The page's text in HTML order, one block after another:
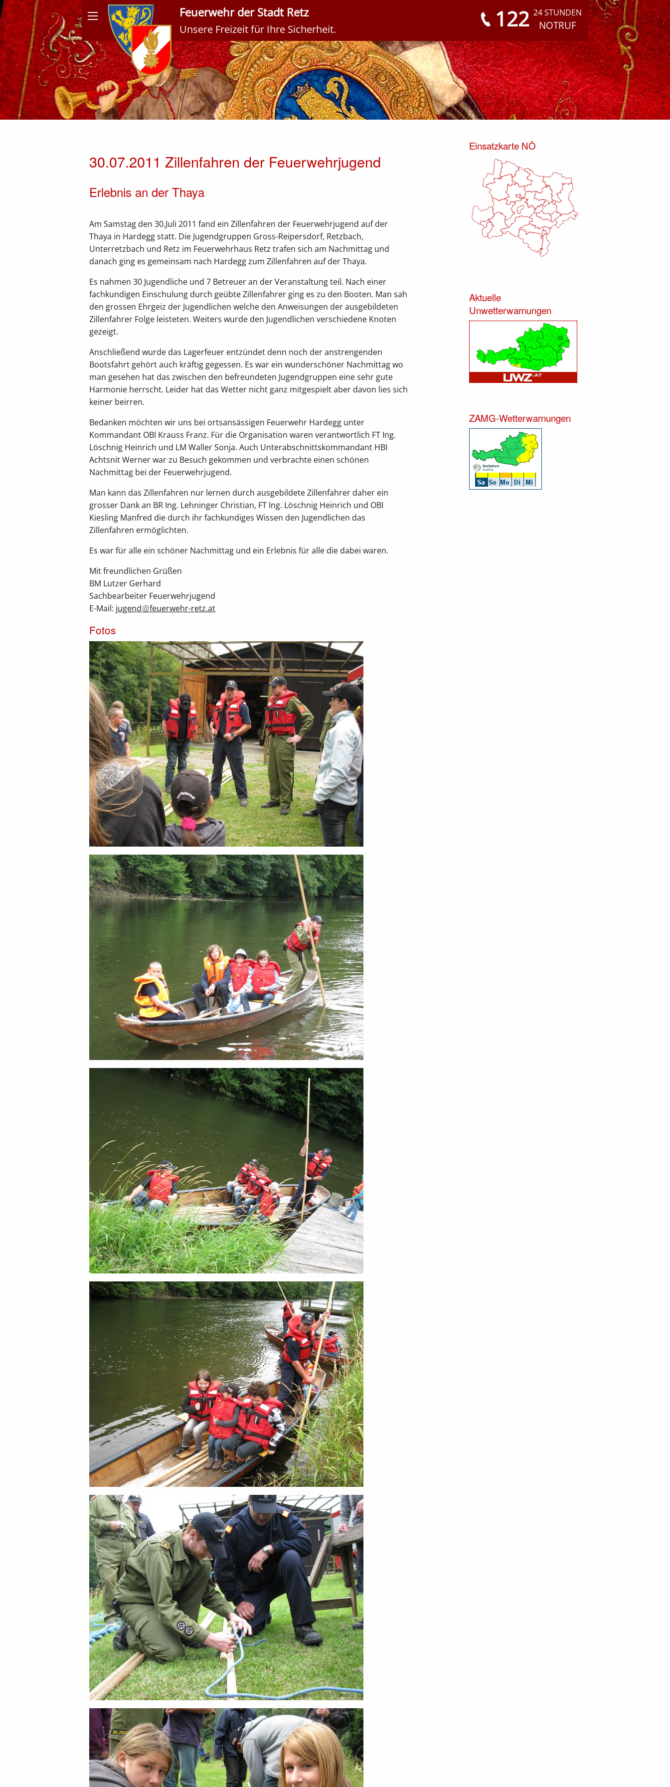
Feuerwehr der Stadt Retz
Unsere Freizeit für Ihre Sicherheit. 122 24 STUNDEN
NOTRUF
30.07.2011 Zillenfahren der Feuerwehrjugend
Erlebnis an der Thaya
Am Samstag den 30.Juli 2011 fand ein Zillenfahren der Feuerwehrjugend auf der
Thaya in Hardegg statt. Die Jugendgruppen Gross-Reipersdorf, Retzbach,
Unterretzbach und Retz im Feuerwehrhaus Retz trafen sich am Nachmittag und
danach ging es gemeinsam nach Hardegg zum Zillenfahren auf der Thaya.
Es nahmen 30 Jugendliche und 7 Betreuer an der Veranstaltung teil. Nach einer
fachkundigen Einschulung durch geübte Zillenfahrer ging es zu den Booten. Man sah
den grossen Ehrgeiz der Jugendlichen welche den Anweisungen der ausgebildeten
Zillenfahrer Folge leisteten. Weiters wurde den Jugendlichen verschiedene Knoten
gezeigt.
Anschließend wurde das Lagerfeuer entzündet denn noch der anstrengenden
Bootsfahrt gehört auch kräftig gegessen. Es war ein wunderschöner Nachmittag wo
man gesehen hat das zwischen den befreundeten Jugendgruppen eine sehr gute
Harmonie herrscht. Leider hat das Wetter nicht ganz mitgespielt aber davon lies sich
keiner beirren.
Bedanken möchten wir uns bei ortsansässigen Feuerwehr Hardegg unter
Kommandant OBI Krauss Franz. Für die Organisation waren verantwortlich FT Ing.
Löschnig Heinrich und LM Waller Sonja. Auch Unterabschnittskommandant HBI
Achtsnit Werner war zu Besuch gekommen und verbrachte einen schönen
Nachmittag bei der Feuerwehrjugend.
Man kann das Zillenfahren nur lernen durch ausgebildete Zillenfahrer daher ein
grosser Dank an BR Ing. Lehninger Christian, FT Ing. Löschnig Heinrich und OBI
Kiesling Manfred die durch ihr fachkundiges Wissen den Jugendlichen das
Zillenfahren ermöglichten.
Es war für alle ein schöner Nachmittag und ein Erlebnis für alle die dabei waren.
Mit freundlichen Grüßen
BM Lutzer Gerhard
Sachbearbeiter Feuerwehrjugend
E-Mail: jugend feuerwehr-retz.at
Fotos
Einsatzkarte NÖ
Aktuelle
Unwetterwarnungen
ZAMG-Wetterwarnungen